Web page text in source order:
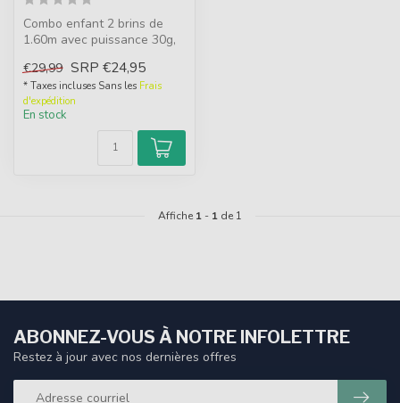
Combo enfant 2 brins de
1.60m avec puissance 30g,
0....
€29,99 SRP €24,95
* Taxes incluses Sans les Frais
d'expédition
En stock
Affiche 1 - 1 de 1
ABONNEZ-VOUS À NOTRE INFOLETTRE
Restez à jour avec nos dernières offres